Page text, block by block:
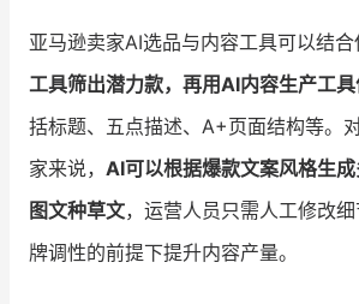
亚马逊卖家AI选品与内容工具可以结合
工具筛出潜力款，再用AI内容生产工
括标题、五点描述、A+页面结构等。
家来说， AI可以根据爆款文案风格生
图文种草文，运营人员只需人工修改
牌调性的前提下提升内容产量。